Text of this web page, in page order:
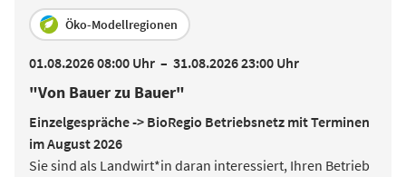
01.08.2026 08:00 Uhr – 31.08.2026 23:00 Uhr
"Von Bauer zu Bauer"
Öko-Modellregionen
Einzelgespräche -> BioRegio Betriebsnetz mit Terminen
im August 2026
Sie sind als Landwirt*in daran interessiert, Ihren Betrieb